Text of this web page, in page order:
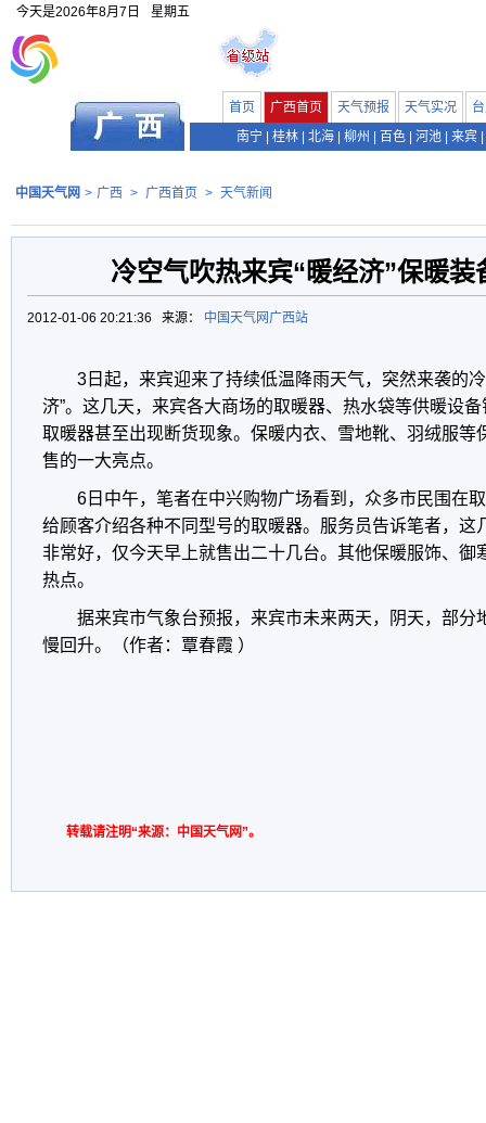
今天是2026年8月7日 星期五
首页 广西首页 天气预报 天气实况
南宁
桂林 北海 柳州 百色 河池 来宾
中国天气网 > 广西 > 广西首页 > 天气新闻
冷空气吹热来宾“暖经济”保暖装
2012-01-06 20:21:36 来源： 中国天气网广西站
3日起，来宾迎来了持续低温降雨天气，突然来袭的
济”。这几天，来宾各大商场的取暖器、热水袋等供暖设
取暖器甚至出现断货现象。保暖内衣、雪地靴、羽绒服等
售的一大亮点。
6日中午，笔者在中兴购物广场看到，众多市民围在
给顾客介绍各种不同型号的取暖器。服务员告诉笔者，这
非常好，仅今天早上就售出二十几台。其他保暖服饰、御
热点。
据来宾市气象台预报，来宾市未来两天，阴天，部分
慢回升。（作者：覃春霞 ）
转载请注明“来源：中国天气网”。